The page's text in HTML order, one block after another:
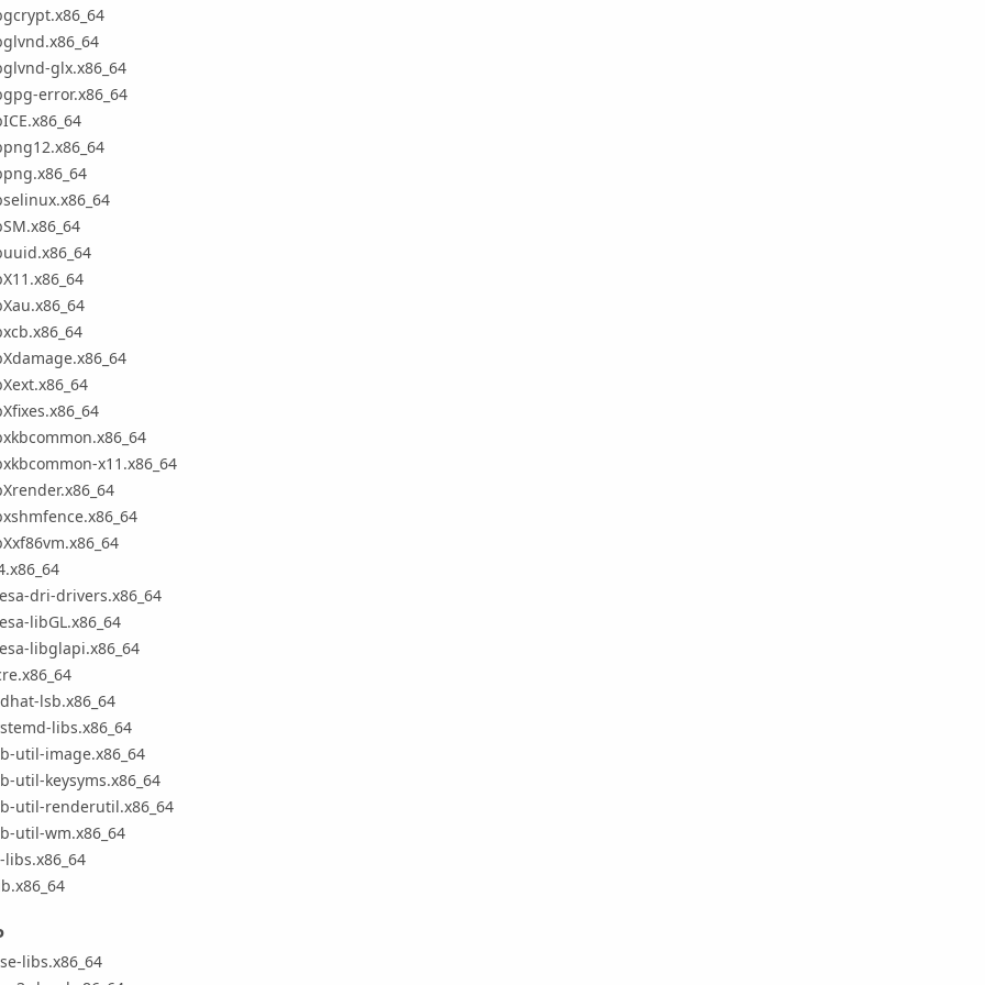
glx.x86_64
error.x86_64
x11.x86_64
dri-drivers.x86_64
libGL.x86_64
libglapi.x86_64
lsb.x86_64
libs.x86_64
util-image.x86_64
util-keysyms.x86_64
util-renderutil.x86_64
util-wm.x86_64
libs.x86_64
libs.x86_64